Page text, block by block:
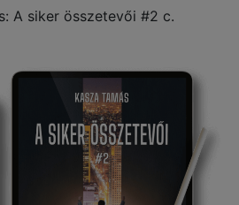
A siker összetevői #2 c.